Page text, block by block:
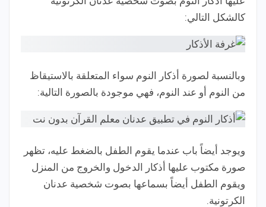
كالشكل التالي:
وبالنسبة لصورة أذكار النوم سواء المتعلقة بالاستيقاظ
من النوم أو عند النوم، فهي موجودة بالصورة التالية:
ويوجد أيضاً باب عندما يقوم الطفل بالضغط عليه، تظهر
صورة مكتوب عليها أذكار الدخول والخروج من المنزل
ويقوم الطفل أيضاً بسماعها بصوت شخصية عدنان
الكرتونية.